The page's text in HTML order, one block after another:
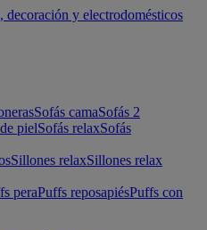
Sofás camaSofás 2
pielSofás relaxSofás
Sillones relaxSillones relax
peraPuffs reposapiésPuffs con